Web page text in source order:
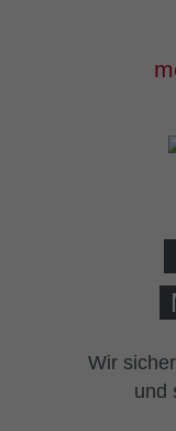
Wir
und